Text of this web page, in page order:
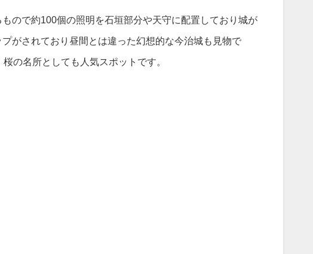
ので約100個の照明を石垣部分や天守に配置しており城が
がされており昼間とは違った幻想的な今治城も見物で
の名所としても人気スポットです。